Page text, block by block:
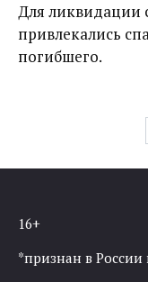
Для ликвидации
привлекались
погибшего.
записям
16+
*признан в